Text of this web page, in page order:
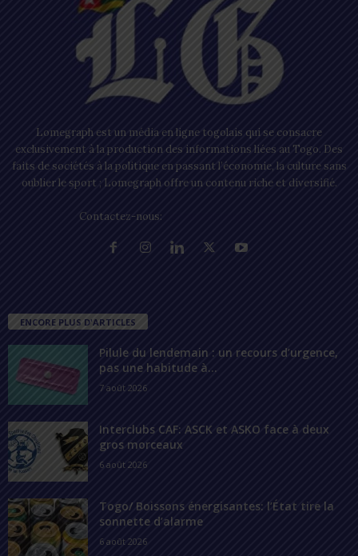
Lomegraph est un média en ligne togolais qui se consacre
exclusivement à la production des informations liées au Togo. Des
faits de sociétés à la politique en passant l’économie, la culture sans
oublier le sport ; Lomegraph offre un contenu riche et diversifié.
Contactez-nous:
ENCORE PLUS D'ARTICLES
Pilule du lendemain : un recours d’urgence,
pas une habitude à...
7 août 2026
Interclubs CAF: ASCK et ASKO face à deux
gros morceaux
6 août 2026
Togo/ Boissons énergisantes: l’État tire la
sonnette d’alarme
6 août 2026